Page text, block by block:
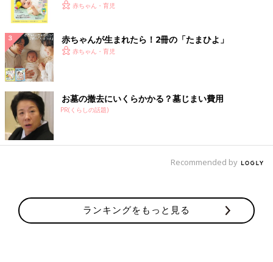
く！ おっぱい・ミルクの基本と夏のトラブル 解決テ
赤ちゃん・育児
赤ちゃんが生まれたら！2冊の「たまひよ」
赤ちゃん・育児
お墓の撤去にいくらかかる？墓じまい費用
PR(くらしの話題)
Recommended by
ランキングをもっと見る